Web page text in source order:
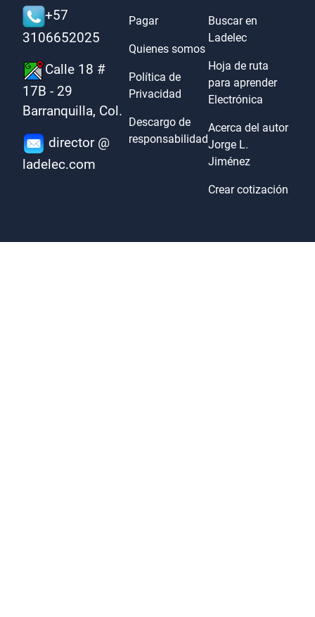
+57
3106652025
Calle 18 #
17B - 29
Barranquilla, Col.
director @
ladelec.com
Pagar
Quienes somos
Política de
Privacidad
Descargo de
responsabilidad
Buscar en
Ladelec
Hoja de ruta
para aprender
Electrónica
Acerca del autor
Jorge L.
Jiménez
Crear cotización